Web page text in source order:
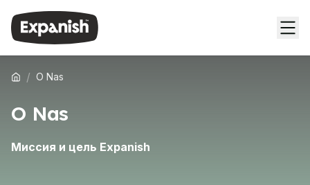
/ O Nas
O Nas
Миссия и цель Expanish